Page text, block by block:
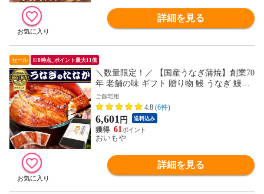
詳細を見る
セール 8/8時点_ポイント最大11倍
＼数量限定！／ 【国産うなぎ蒲焼】創業70
年 老舗の味 ギフト 贈り物 鰻 うなぎ 鰻蒲
焼き 蒲焼 85～95g 3枚セット【化粧箱BO
X】bset 送料無料 ※ご指定日にお届け
ご自宅用
4.8 (6件)
6,601 円 送料込み
61
おいもや
詳細を見る